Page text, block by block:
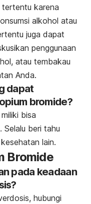
karena
alkohol atau
juga dapat
penggunaan
atau tembakau
Anda.
dapat
bromide?
bisa
Selalu beri tahu
lain.
Bromide
pada keadaan
hubungi